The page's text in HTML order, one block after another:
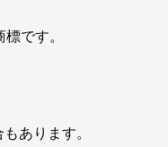
です。
あります。